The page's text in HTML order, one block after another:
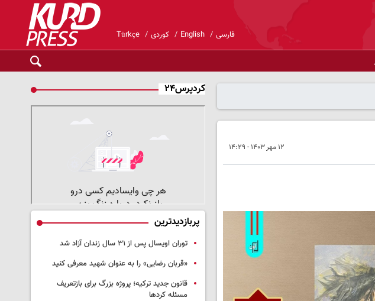
فارسی English کوردی Türkçe
۱۲ مهر ۱۴۰۳ - ۱۴:۲۹
کردپرس۲۴
پربازدیدترین
توران اویسال پس از ۳۱ سال زندان آزاد شد
«قربان رضایی» را به عنوان شهید معرفی کنید
قانون جدید ترکیه؛ پروژه بزرگ‌ برای بازتعریف
مسئله کردها